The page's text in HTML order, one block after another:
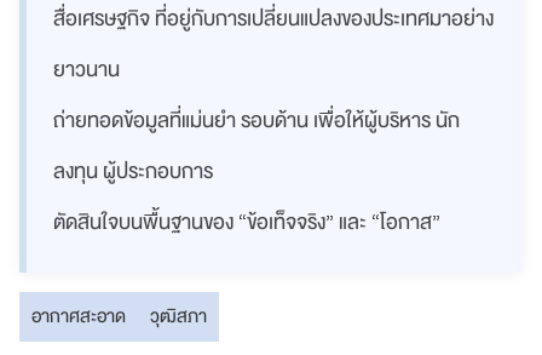
สื่อเศรษฐกิจ ที่อยู่กับการเปลี่ยนแปลงของประเทศมาอย่าง
ยาวนาน
ถ่ายทอดข้อมูลที่แม่นยำ รอบด้าน เพื่อให้ผู้บริหาร นัก
ลงทุน ผู้ประกอบการ
ตัดสินใจบนพื้นฐานของ “ข้อเท็จจริง” และ “โอกาส”
อากาศสะอาด วุฒิสภา